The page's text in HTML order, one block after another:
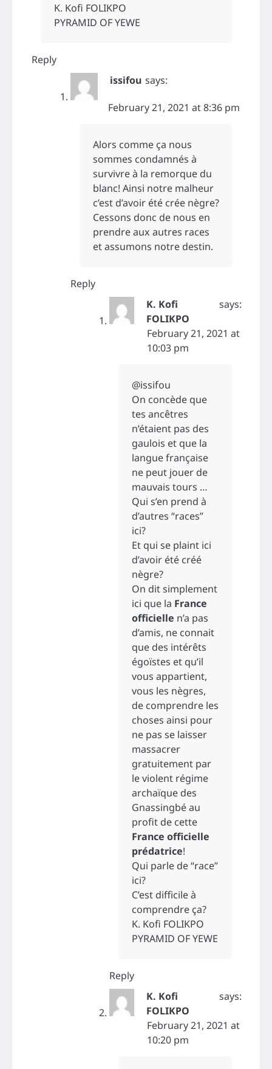
K. Kofi FOLIKPO
PYRAMID OF YEWE
Reply
issifou says:
February 21, 2021 at 8:36 pm
Alors comme ça nous
sommes condamnés à
survivre à la remorque du
blanc! Ainsi notre malheur
c’est d’avoir été crée nègre?
Cessons donc de nous en
prendre aux autres races
et assumons notre destin.
Reply
K. Kofi
FOLIKPO
says:
February 21, 2021 at
10:03 pm
@issifou
On concède que
tes ancêtres
n’étaient pas des
gaulois et que la
langue française
ne peut jouer de
mauvais tours …
Qui s’en prend à
d’autres “races”
ici?
Et qui se plaint ici
d’avoir été créé
nègre?
On dit simplement
ici que la France
officielle n’a pas
d’amis, ne connait
que des intérêts
égoïstes et qu’il
vous appartient,
vous les nègres,
de comprendre les
choses ainsi pour
ne pas se laisser
massacrer
gratuitement par
le violent régime
archaïque des
Gnassingbé au
profit de cette
France officielle
prédatrice!
Qui parle de “race”
ici?
C’est difficile à
comprendre ça?
K. Kofi FOLIKPO
PYRAMID OF YEWE
Reply
K. Kofi
FOLIKPO
says:
February 21, 2021 at
10:20 pm